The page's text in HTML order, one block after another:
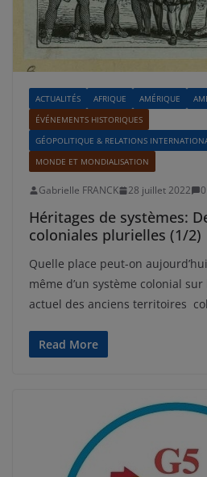
ACTUALITÉS AFRIQUE AMÉRIQUE
ÉVÉNEMENTS HISTORIQUES
GÉOPOLITIQUE & RELATIONS
MONDE ET MONDIALISATION
Gabrielle FRANCK 28 juillet 2022
Héritages de systèmes:
coloniales plurielles (1/2)
Quelle place peut-on
même d’un système colonial
actuel des anciens territoires
Read More